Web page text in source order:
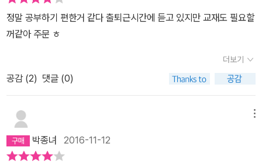
서 감사합니다.
정말 공부하기 편한거 같다 출퇴근시간에 듣고 있지만 교재도 필요할
꺼같아 주문 ㅎ
더보기
공감 (2) 댓글 (0)
박종녀 2016-11-12